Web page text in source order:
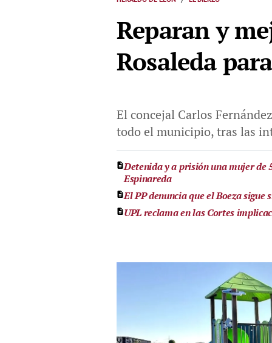
Reparan y
Rosaleda
El concejal Carlos
todo el municipio, tras las
Detenida y a prisión una mujer de
Espinareda
El PP denuncia que el Boeza
UPL reclama en las Cortes